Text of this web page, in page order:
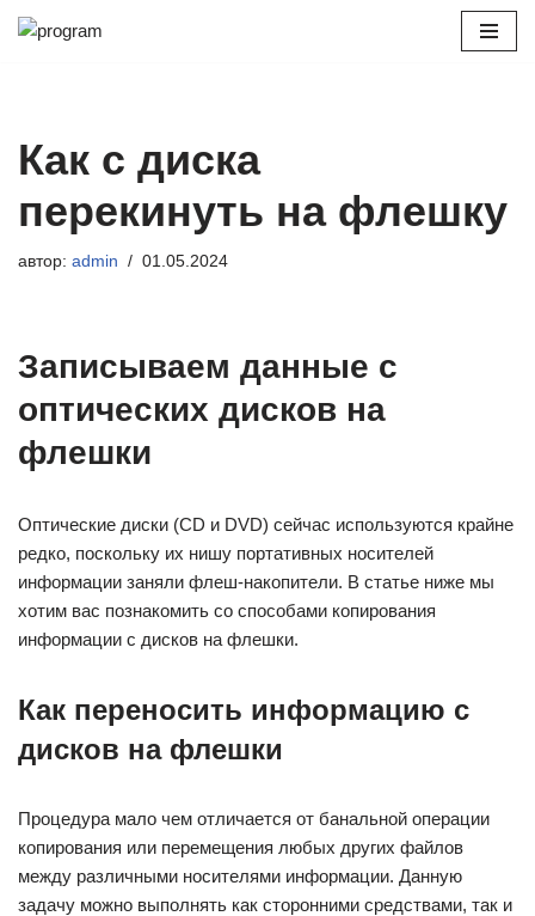
Как с диска
перекинуть на флешку
автор: admin 01.05.2024
Записываем данные с
оптических дисков на
флешки
Оптические диски (CD и DVD) сейчас используются крайне
редко, поскольку их нишу портативных носителей
информации заняли флеш-накопители. В статье ниже мы
хотим вас познакомить со способами копирования
информации с дисков на флешки.
Как переносить информацию с
дисков на флешки
Процедура мало чем отличается от банальной операции
копирования или перемещения любых других файлов
между различными носителями информации. Данную
задачу можно выполнять как сторонними средствами, так и